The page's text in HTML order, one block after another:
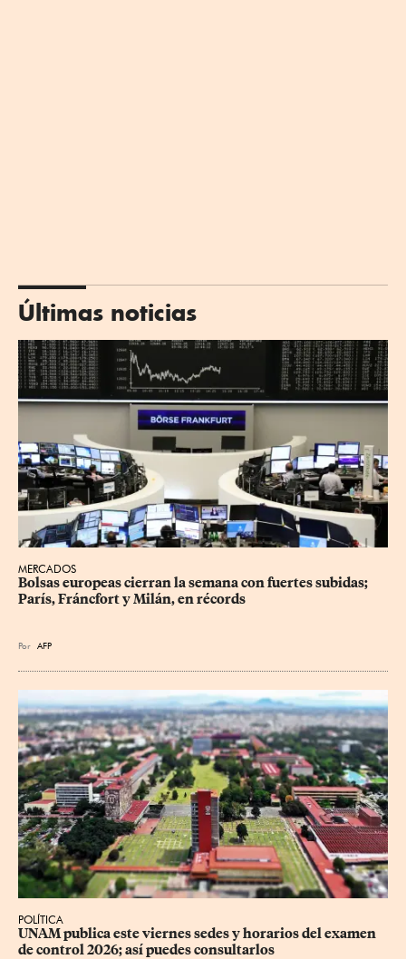
Últimas noticias
MERCADOS
Bolsas europeas cierran la semana con fuertes subidas;
París, Fráncfort y Milán, en récords
Por AFP
POLÍTICA
UNAM publica este viernes sedes y horarios del examen
de control 2026; así puedes consultarlos